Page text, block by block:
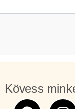
Kövess